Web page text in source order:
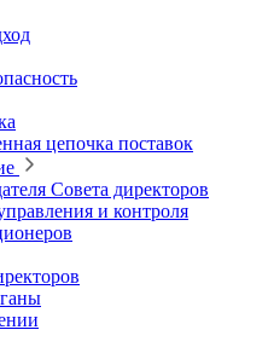
цепочка поставок
Совета директоров
и контроля